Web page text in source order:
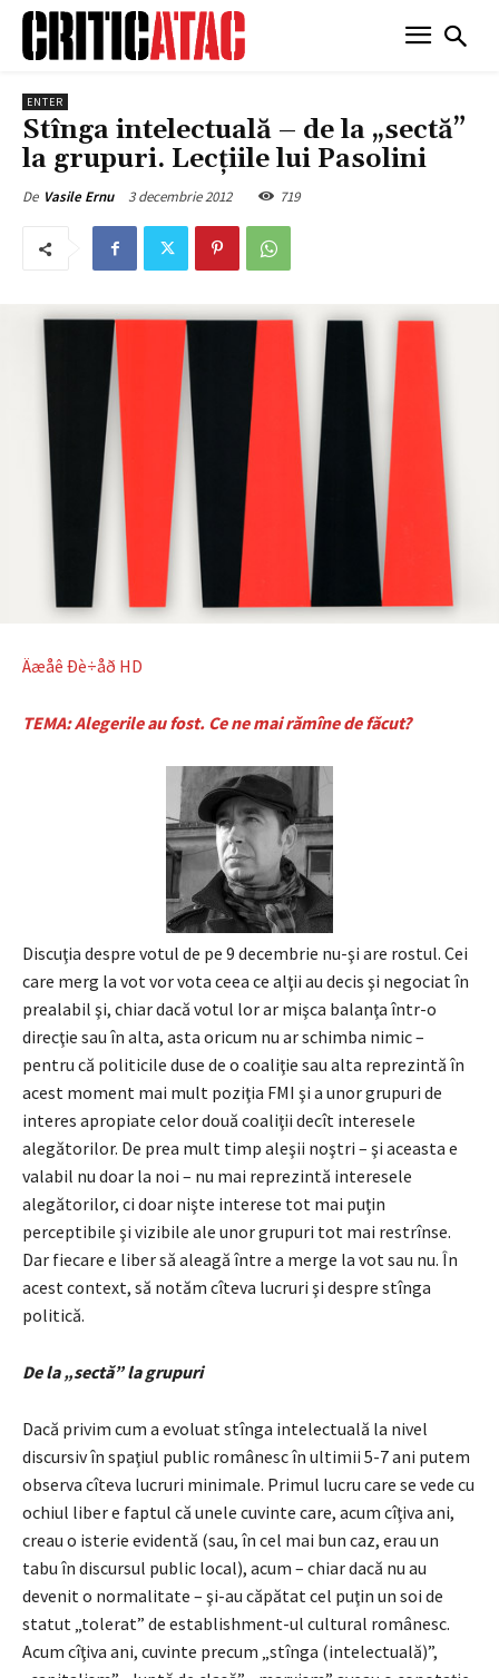
ENTER
Stînga intelectuală – de la „sectă”
la grupuri. Lecţiile lui Pasolini
De Vasile Ernu 3 decembrie 2012 719
Äæåê Ðè÷åð HD
TEMA: Alegerile au fost. Ce ne mai rămîne de făcut?
Discuţia despre votul de pe 9 decembrie nu-şi are rostul. Cei
care merg la vot vor vota ceea ce alţii au decis şi negociat în
prealabil şi, chiar dacă votul lor ar mişca balanţa într-o
direcţie sau în alta, asta oricum nu ar schimba nimic –
pentru că politicile duse de o coaliţie sau alta reprezintă în
acest moment mai mult poziţia FMI şi a unor grupuri de
interes apropiate celor două coaliţii decît interesele
alegătorilor. De prea mult timp aleşii noştri – şi aceasta e
valabil nu doar la noi – nu mai reprezintă interesele
alegătorilor, ci doar nişte interese tot mai puţin
perceptibile şi vizibile ale unor grupuri tot mai restrînse.
Dar fiecare e liber să aleagă între a merge la vot sau nu. În
acest context, să notăm cîteva lucruri şi despre stînga
politică.
De la „sectă” la grupuri
Dacă privim cum a evoluat stînga intelectuală la nivel
discursiv în spaţiul public românesc în ultimii 5-7 ani putem
observa cîteva lucruri minimale. Primul lucru care se vede cu
ochiul liber e faptul că unele cuvinte care, acum cîţiva ani,
creau o isterie evidentă (sau, în cel mai bun caz, erau un
tabu în discursul public local), acum – chiar dacă nu au
devenit o normalitate – şi-au căpătat cel puţin un soi de
statut „tolerat” de establishment-ul cultural românesc.
Acum cîţiva ani, cuvinte precum „stînga (intelectuală)”,